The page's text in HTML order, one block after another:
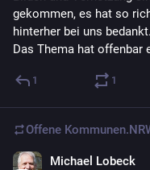
gekommen, es hat so
hinterher bei uns bedankt.
Das Thema hat offenbar
1 1
Offene
Michael Lobeck